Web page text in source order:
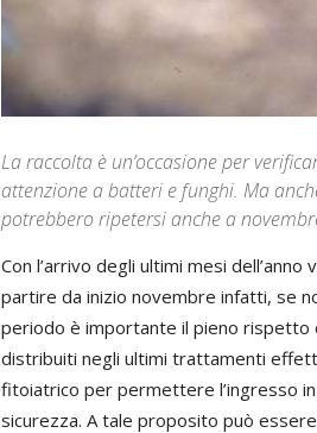
La raccolta è un’occasione per
attenzione a batteri e funghi. Ma
potrebbero ripetersi anche a
Con l’arrivo degli ultimi mesi
partire da inizio novembre infatti, se
periodo è importante il pieno
distribuiti negli ultimi trattamenti
fitoiatrico per permettere l’ingresso
sicurezza. A tale proposito può